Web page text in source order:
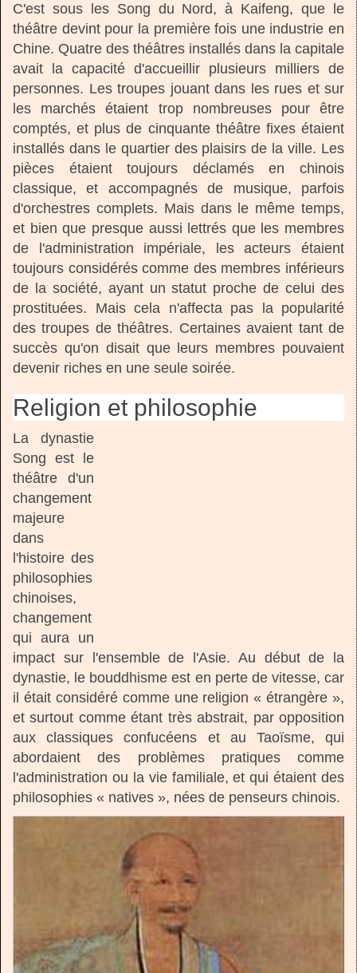
C'est sous les Song du Nord, à Kaifeng, que le
théâtre devint pour la première fois une industrie en
Chine. Quatre des théâtres installés dans la capitale
avait la capacité d'accueillir plusieurs milliers de
personnes. Les troupes jouant dans les rues et sur
les marchés étaient trop nombreuses pour être
comptés, et plus de cinquante théâtre fixes étaient
installés dans le quartier des plaisirs de la ville. Les
pièces étaient toujours déclamés en chinois
classique, et accompagnés de musique, parfois
d'orchestres complets. Mais dans le même temps,
et bien que presque aussi lettrés que les membres
de l'administration impériale, les acteurs étaient
toujours considérés comme des membres inférieurs
de la société, ayant un statut proche de celui des
prostituées. Mais cela n'affecta pas la popularité
des troupes de théâtres. Certaines avaient tant de
succès qu'on disait que leurs membres pouvaient
devenir riches en une seule soirée.
Religion et philosophie
La dynastie
Song est le
théâtre d'un
changement
majeure
dans
l'histoire des
philosophies
chinoises,
changement
qui aura un
impact sur l'ensemble de l'Asie. Au début de la
dynastie, le bouddhisme est en perte de vitesse, car
il était considéré comme une religion « étrangère »,
et surtout comme étant très abstrait, par opposition
aux classiques confucéens et au Taoïsme, qui
abordaient des problèmes pratiques comme
l'administration ou la vie familiale, et qui étaient des
philosophies « natives », nées de penseurs chinois.